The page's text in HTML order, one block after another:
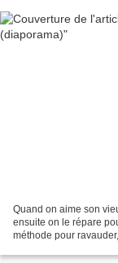
Quand on aime son
ensuite on le répare
méthode pour